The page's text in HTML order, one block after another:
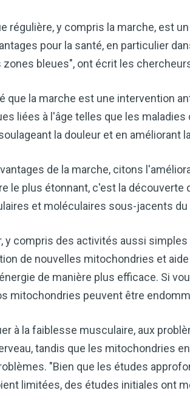
régulière, y compris la marche, est
pour la santé, en particulier
zones bleues", ont écrit les
que la marche est une intervention
liées à l'âge telles que les
la douleur et en
de la marche, citons
le plus étonnant, c'est la découverte
et moléculaires sous-jacents
y compris des activités aussi
de nouvelles mitochondries et
de manière plus efficace. Si
mitochondries peuvent être
à la faiblesse musculaire, aux
tandis que les mitochondries
"Bien que les études
limitées, des études initiales ont